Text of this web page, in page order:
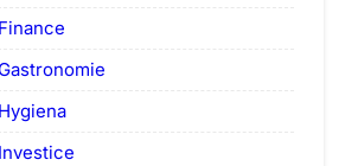
Finance
Hygiena
Investice